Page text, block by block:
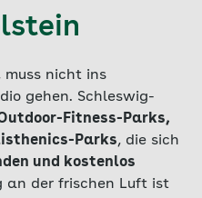
muss nicht ins
gehen. Schleswig-
Fitness-Parks,
Parks, die sich
und kostenlos
an der frischen Luft ist